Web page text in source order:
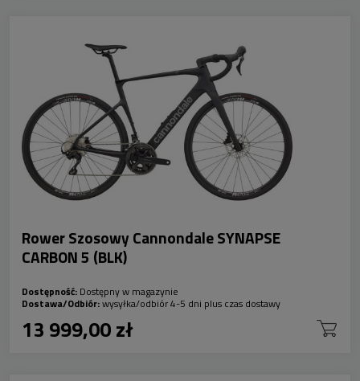
Rower Szosowy Cannondale SYNAPSE
CARBON 5 (BLK)
Dostępność: Dostępny w magazynie
Dostawa/Odbiór:wysyłka/odbiór 4-5 dni plus czas dostawy
13 999,00 zł